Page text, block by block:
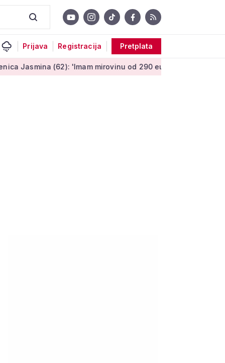
Prijava Registracija Pretplata
'Imam mirovinu od 290 eura, a dobijem i socijalnu pomoć'